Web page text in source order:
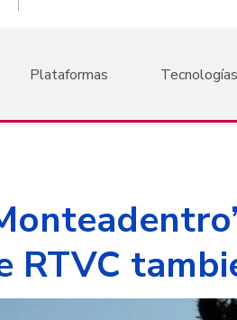
Plataformas Tecnologías
RTVC